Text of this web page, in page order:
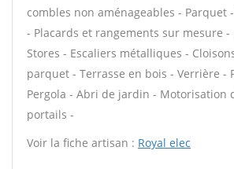
combles non aménageables - Parquet
- Placards et rangements sur mesure -
Stores - Escaliers métalliques -
parquet - Terrasse en bois - Verrière -
Pergola - Abri de jardin - Motorisation
portails -
Voir la fiche artisan : Royal elec